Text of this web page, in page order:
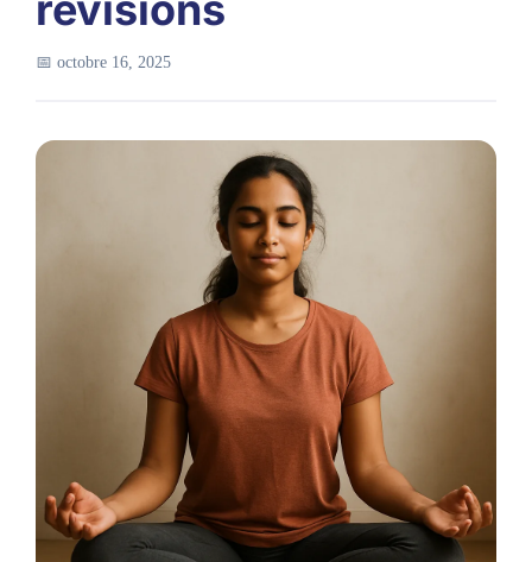
📅 octobre 16, 2025